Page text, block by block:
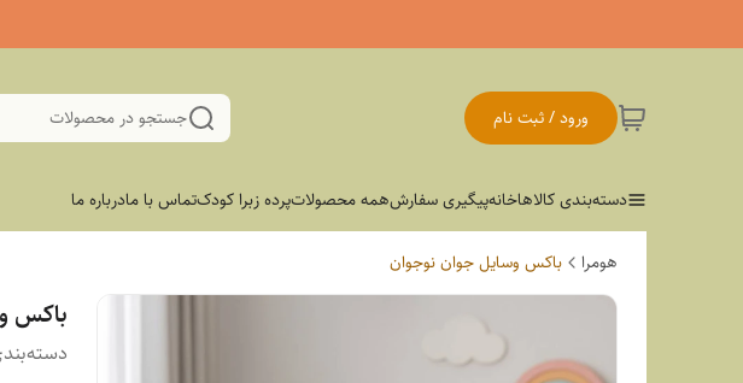
ورود / ثبت نام جستجو در محصولات
دسته‌بندی کالاهاخانهپیگیری سفارشهمه محصولاتپرده زبرا کودکتماس با مادرباره ما
هومرا باکس وسایل جوان نوجوان
باکس